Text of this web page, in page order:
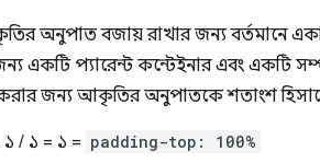
অনুপাত বজায় রাখার জন্য বর্তমানে
একটি প্যারেন্ট কন্টেইনার এবং একটি
জন্য আকৃতির অনুপাতকে শতাংশ
/ ১ = ১ = padding-top: 100%